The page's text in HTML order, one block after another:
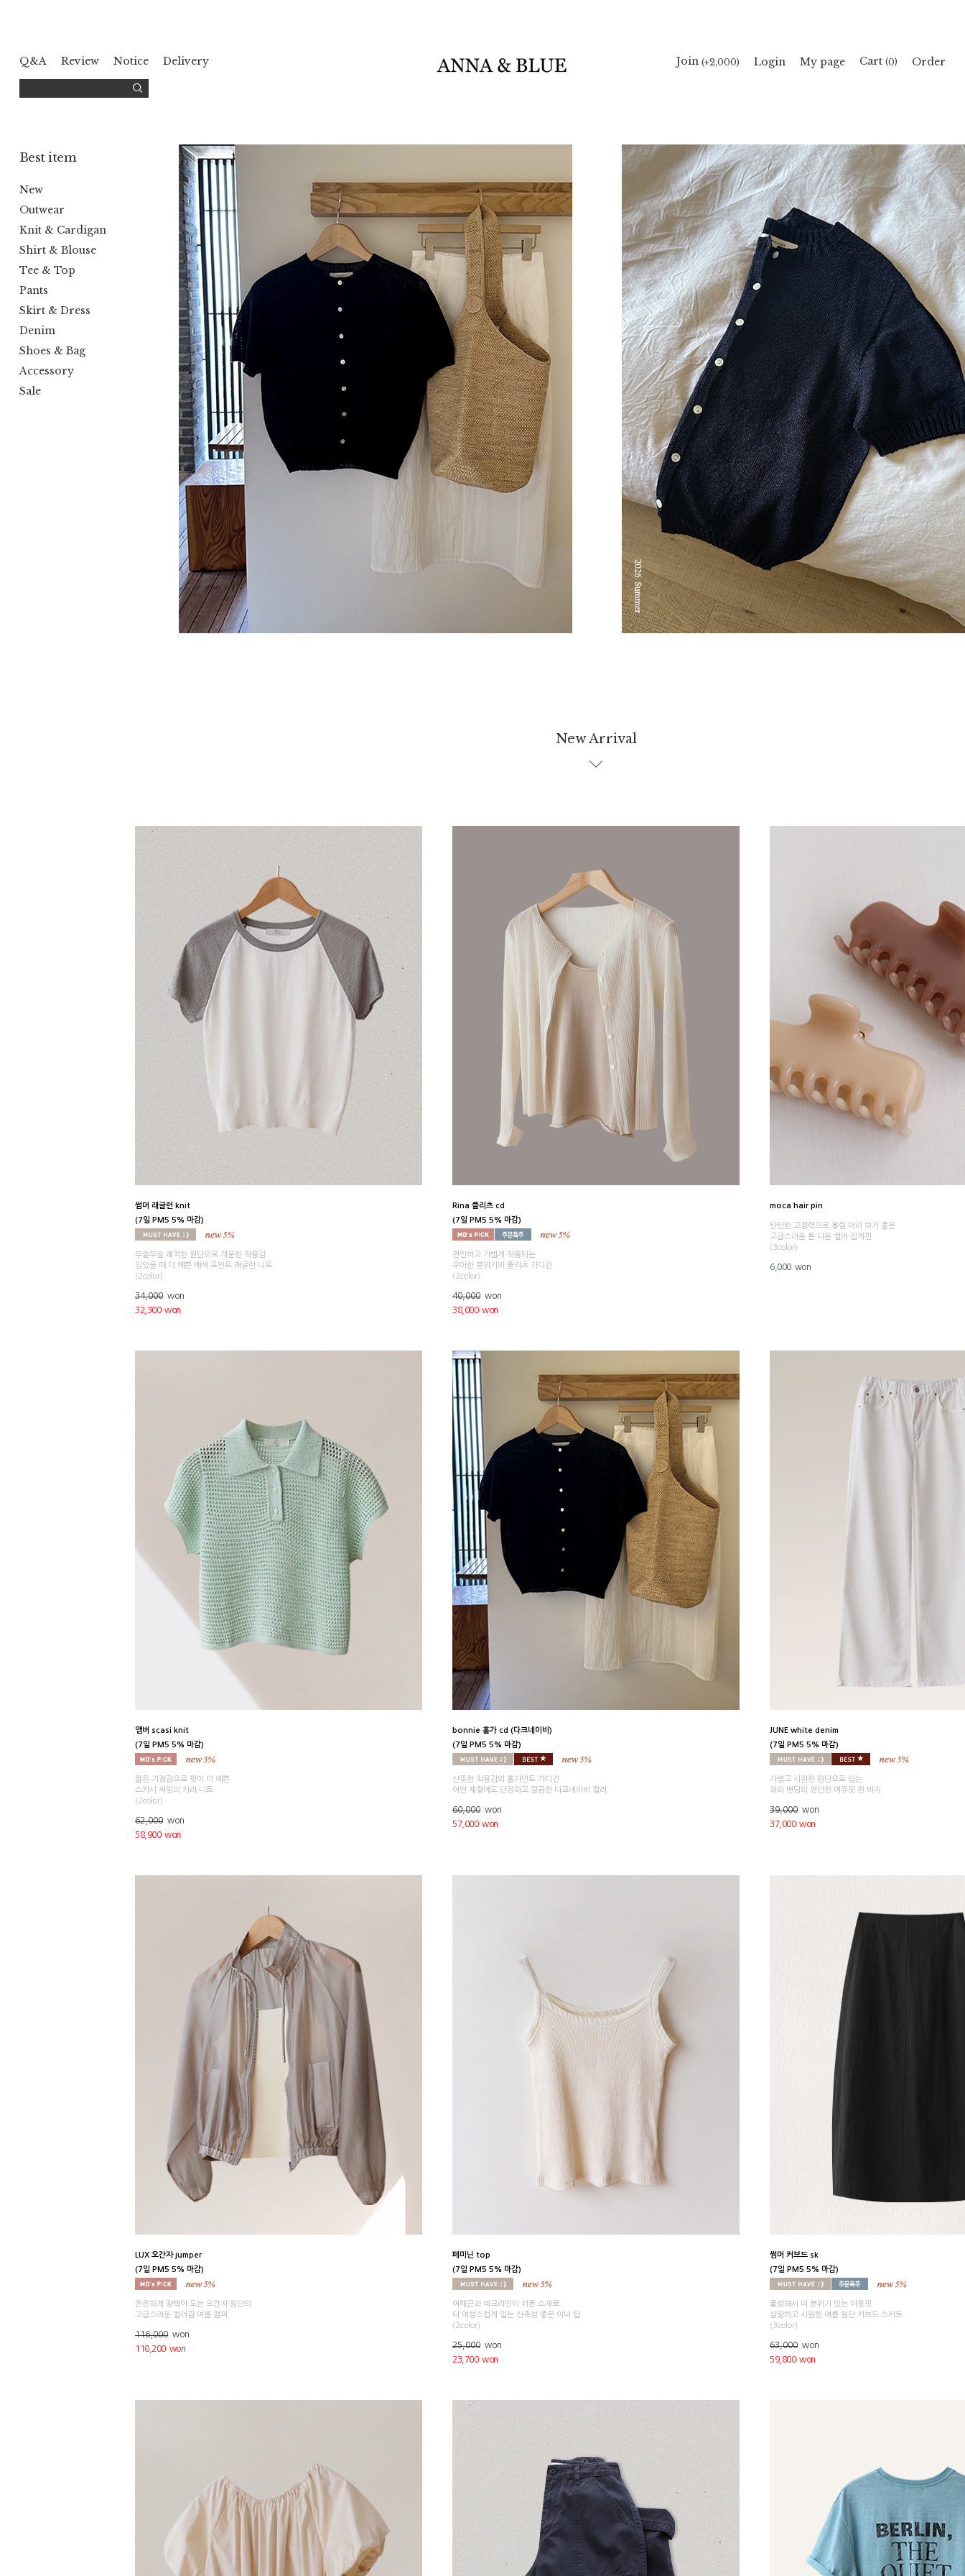
Q&A Review Notice Delivery Join(+2,000) Login My page Cart(0) Order
Best item
New
Outwear
Knit & Cardigan
Shirt & Blouse
Tee & Top
Pants
Skirt & Dress
Denim
Shoes & Bag
Accessory
Sale
New Arrival
썸머 래글런 knit
(7일 PM5 5% 마감)
부슬부슬 쾌적한 원단으로 개운한 착용감
입었을 때 더 예쁜 배색 포인트 래글런 니트
(2color)
34,000 won
32,300 won
Rina 플리츠 cd
(7일 PM5 5% 마감)
편안하고 가볍게 착용되는
우아한 분위기의 플리츠 가디건
(2color)
40,000 won
38,000 won
moca hair pin
탄탄한 고정력으로 올림 머리 하기 좋은
고급스러운 톤 다운 컬러 집게핀
(3color)
6,000 won
앰버 scasi knit
(7일 PM5 5% 마감)
짧은 기장감으로 핏이 더 예쁜
스카시 짜임의 카라 니트
(2color)
62,000 won
58,900 won
bonnie 홀가 cd (다크네이비)
(7일 PM5 5% 마감)
산뜻한 착용감의 홀가먼트 가디건
어떤 체형에도 단정하고 깔끔한 다크네이비 컬러
60,000 won
57,000 won
JUNE white denim
(7일 PM5 5% 마감)
가볍고 시원한 원단으로 입는
허리 밴딩의 편안한 여유핏 흰 바지
39,000 won
37,000 won
LUX 오간자 jumper
(7일 PM5 5% 마감)
은은하게 광택이 도는 오간자 원단의
고급스러운 컬러감 여름 점퍼
116,000 won
110,200 won
페미닌 top
(7일 PM5 5% 마감)
어깨끈과 네크라인이 쉬폰 소재로
더 여성스럽게 입는 신축성 좋은 이너 탑
(2color)
25,000 won
23,700 won
썸머 커브드 sk
(7일 PM5 5% 마감)
풍성해서 더 분위기 있는 아웃핏
살랑하고 시원한 여름 원단 커브드 스커트
(3color)
63,000 won
59,800 won